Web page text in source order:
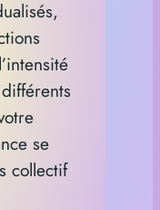
se
collectif